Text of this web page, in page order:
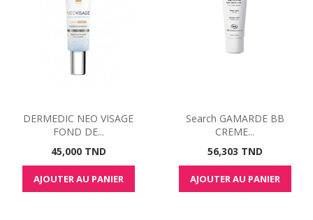
DERMEDIC NEO VISAGE
FOND DE...
Prix
45,000 TND
AJOUTER AU PANIER
Search GAMARDE BB
CREME...
Prix
56,303 TND
AJOUTER AU PANIER